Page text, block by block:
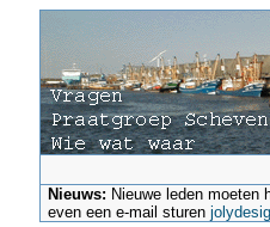
Nieuws: Nieuwe leden
even een e-mail sturen